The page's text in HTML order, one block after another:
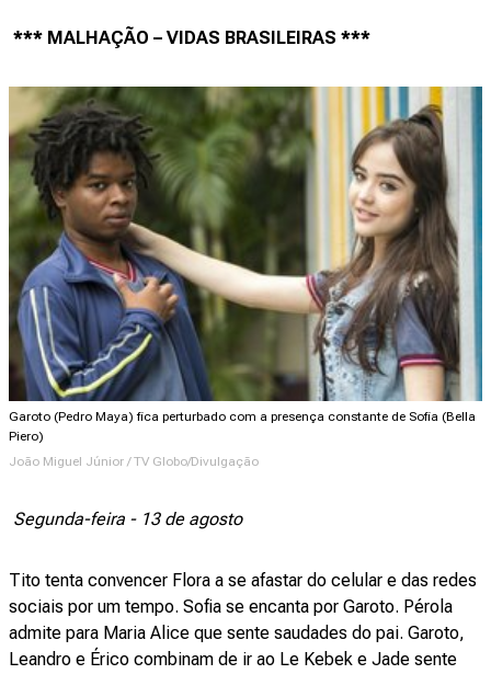
*** MALHAÇÃO – VIDAS BRASILEIRAS ***
Garoto (Pedro Maya) fica perturbado com a presença constante de Sofia (Bella
Piero)
João Miguel Júnior / TV Globo/Divulgação
Segunda-feira - 13 de agosto
Tito tenta convencer Flora a se afastar do celular e das redes
sociais por um tempo. Sofia se encanta por Garoto. Pérola
admite para Maria Alice que sente saudades do pai. Garoto,
Leandro e Érico combinam de ir ao Le Kebek e Jade sente